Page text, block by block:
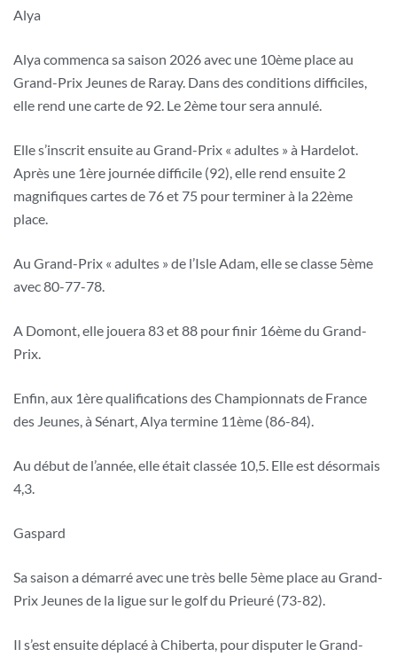
Alya
Alya commenca sa saison 2026 avec une 10ème place au
Grand-Prix Jeunes de Raray. Dans des conditions difficiles,
elle rend une carte de 92. Le 2ème tour sera annulé.
Elle s’inscrit ensuite au Grand-Prix « adultes » à Hardelot.
Après une 1ère journée difficile (92), elle rend ensuite 2
magnifiques cartes de 76 et 75 pour terminer à la 22ème
place.
Au Grand-Prix « adultes » de l’Isle Adam, elle se classe 5ème
avec 80-77-78.
A Domont, elle jouera 83 et 88 pour finir 16ème du Grand-
Prix.
Enfin, aux 1ère qualifications des Championnats de France
des Jeunes, à Sénart, Alya termine 11ème (86-84).
Au début de l’année, elle était classée 10,5. Elle est désormais
4,3.
Gaspard
Sa saison a démarré avec une très belle 5ème place au Grand-
Prix Jeunes de la ligue sur le golf du Prieuré (73-82).
Il s’est ensuite déplacé à Chiberta, pour disputer le Grand-